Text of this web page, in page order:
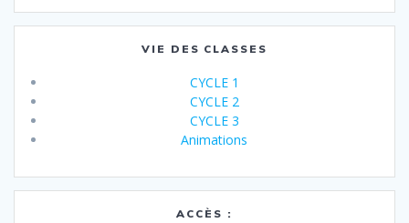
VIE DES CLASSES
CYCLE 1
CYCLE 2
CYCLE 3
Animations
ACCÈS :